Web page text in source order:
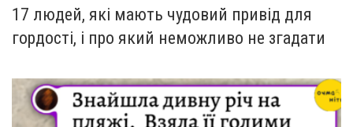
17 людей, які мають чудовий привід для
гордості, і про який неможливо не згадати